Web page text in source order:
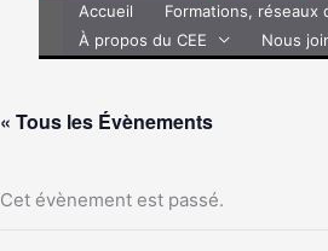
Accueil Formations, réseaux
À propos du CEE
Nous
« Tous les Évènements
Cet évènement est passé.